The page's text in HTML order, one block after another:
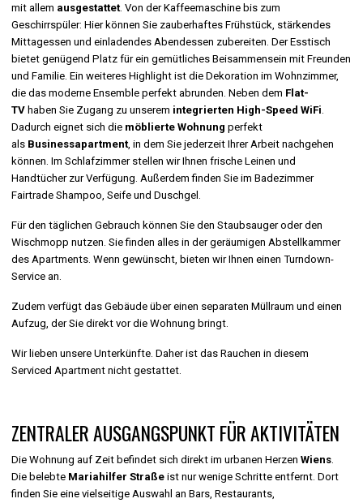
mit allem ausgestattet . Von der Kaffeemaschine bis zum
Geschirrspüler: Hier können Sie zauberhaftes Frühstück, stärkendes
Mittagessen und einladendes Abendessen zubereiten. Der Esstisch
bietet genügend Platz für ein gemütliches Beisammensein mit Freunden
und Familie. Ein weiteres Highlight ist die Dekoration im Wohnzimmer,
die das moderne Ensemble perfekt abrunden. Neben dem Flat-
TV haben Sie Zugang zu unserem integrierten High-Speed WiFi
Dadurch eignet sich die möblierte Wohnung perfekt
als Businessapartment , in dem Sie jederzeit Ihrer Arbeit nachgehen
können. Im Schlafzimmer stellen wir Ihnen frische Leinen und
Handtücher zur Verfügung. Außerdem finden Sie im Badezimmer
Fairtrade Shampoo, Seife und Duschgel.
Für den täglichen Gebrauch können Sie den Staubsauger oder den
Wischmopp nutzen. Sie finden alles in der geräumigen Abstellkammer
des Apartments. Wenn gewünscht, bieten wir Ihnen einen Turndown-
Service an.
Zudem verfügt das Gebäude über einen separaten Müllraum und einen
Aufzug, der Sie direkt vor die Wohnung bringt.
Wir lieben unsere Unterkünfte. Daher ist das Rauchen in diesem
Serviced Apartment nicht gestattet.
ZENTRALER AUSGANGSPUNKT FÜR AKTIVITÄTEN
Die Wohnung auf Zeit befindet sich direkt im urbanen HerzenWiens
Die belebte Mariahilfer Straße ist nur wenige Schritte entfernt. Dort
finden Sie eine vielseitige Auswahl an Bars, Restaurants,